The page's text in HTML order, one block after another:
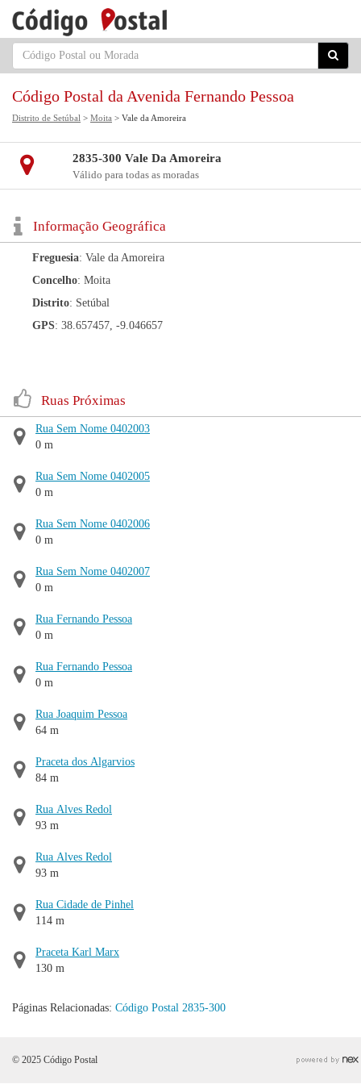
Código Postal da Avenida Fernando Pessoa
Distrito de Setúbal > Moita > Vale da Amoreira
2835-300 Vale Da Amoreira
Válido para todas as moradas
Informação Geográfica
Freguesia: Vale da Amoreira
Concelho: Moita
Distrito: Setúbal
GPS: 38.657457, -9.046657
Ruas Próximas
Rua Sem Nome 0402003
0 m
Rua Sem Nome 0402005
0 m
Rua Sem Nome 0402006
0 m
Rua Sem Nome 0402007
0 m
Rua Fernando Pessoa
0 m
Rua Fernando Pessoa
0 m
Rua Joaquim Pessoa
64 m
Praceta dos Algarvios
84 m
Rua Alves Redol
93 m
Rua Alves Redol
93 m
Rua Cidade de Pinhel
114 m
Praceta Karl Marx
130 m
Páginas Relacionadas: Código Postal 2835-300
© 2025 Código Postal